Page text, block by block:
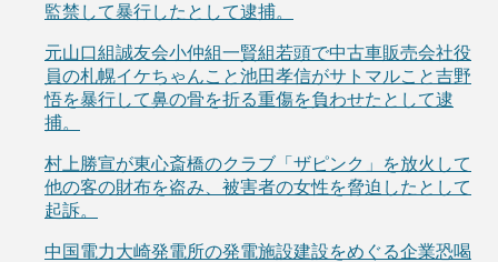
監禁して暴行したとして逮捕。
元山口組誠友会小仲組一賢組若頭で中古車販売会社役
員の札幌イケちゃんこと池田孝信がサトマルこと吉野
悟を暴行して鼻の骨を折る重傷を負わせたとして逮
捕。
村上勝宣が東心斎橋のクラブ「ザピンク」を放火して
他の客の財布を盗み、被害者の女性を脅迫したとして
起訴。
中国電力大崎発電所の発電施設建設をめぐる企業恐喝